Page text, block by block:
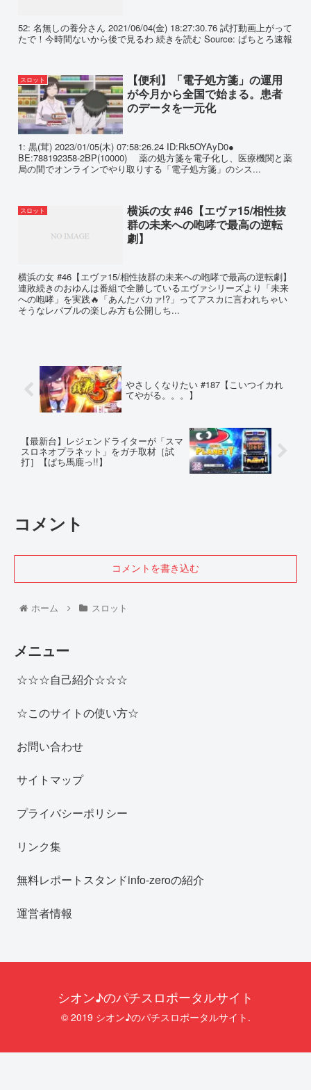
52: 名無しの養分さん 2021/06/04(金) 18:27:30.76 試打動画上がって
たで！今時間ないから後で見るわ 続きを読む Source: ぱちとろ速報
スロット
【便利】「電子処方箋」の運用
が今月から全国で始まる。患者
のデータを一元化
1: 黒(茸) 2023/01/05(木) 07:58:26.24 ID:Rk5OYAyD0●
BE:788192358-2BP(10000) 薬の処方箋を電子化し、医療機関と薬
局の間でオンラインでやり取りする「電子処方箋」のシス...
スロット
横浜の女 #46【エヴァ15/相性抜
群の未来への咆哮で最高の逆転
劇】
横浜の女 #46【エヴァ15/相性抜群の未来への咆哮で最高の逆転劇】
連敗続きのおゆんは番組で全勝しているエヴァシリーズより「未来
への咆哮」を実践🔥「あんたバカァ!?」ってアスカに言われちゃい
そうなレバブルの楽しみ方も公開しち...
やさしくなりたい #187【こいつイカれ
てやがる。。。】
【最新台】レジェンドライターが「スマ
スロネオプラネット」をガチ取材［試
打］【ぱち馬鹿っ!!】
コメント
コメントを書き込む
ホーム スロット
メニュー
☆☆☆自己紹介☆☆☆
☆このサイトの使い方☆
お問い合わせ
サイトマップ
プライバシーポリシー
リンク集
無料レポートスタンドinfo-zeroの紹介
運営者情報
シオン♪のパチスロポータルサイト
© 2019 シオン♪のパチスロポータルサイト.